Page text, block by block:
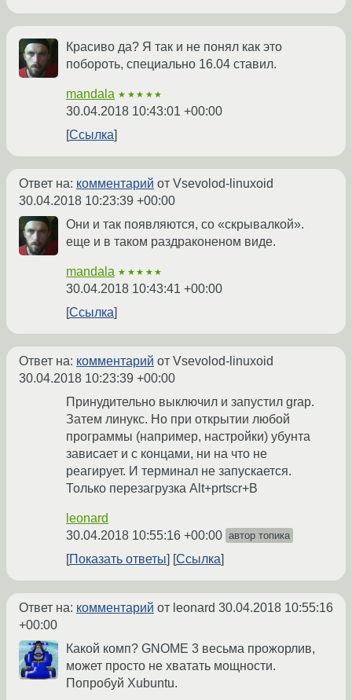
Красиво да? Я так и не понял как это
побороть, специально 16.04 ставил.
mandala ★★★★★
30.04.2018 10:43:01 +00:00
Ссылка
Ответ на: комментарий от Vsevolod-linuxoid
30.04.2018 10:23:39 +00:00
Они и так появляются, со «скрывалкой».
еще и в таком раздраконеном виде.
mandala ★★★★★
30.04.2018 10:43:41 +00:00
Ссылка
Ответ на: комментарий от Vsevolod-linuxoid
30.04.2018 10:23:39 +00:00
Принудительно выключил и запустил grap.
Затем линукс. Но при открытии любой
программы (например, настройки) убунта
зависает и с концами, ни на что не
реагирует. И терминал не запускается.
Только перезагрузка Alt+prtscr+B
leonard
30.04.2018 10:55:16 +00:00 автор топика
Показать ответы Ссылка
Ответ на: комментарий от leonard 30.04.2018 10:55:16
+00:00
Какой комп? GNOME 3 весьма прожорлив,
может просто не хватать мощности.
Попробуй Xubuntu.